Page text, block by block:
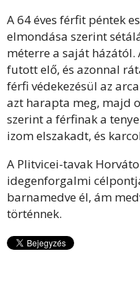
A 64 éves férfit péntek
elmondása szerint
méterre a saját
futott elő, és azonnal
férfi védekezésül az
azt harapta meg, majd
szerint a férfinak a
izom elszakadt, és
A Plitvicei-tavak
idegenforgalmi
barnamedve él, ám
történnek.